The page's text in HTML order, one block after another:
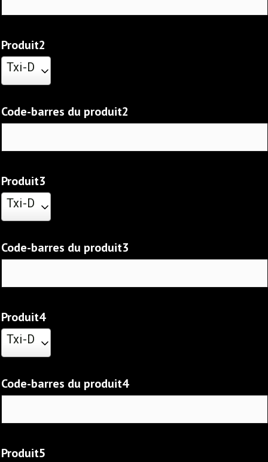
Produit2
Txi-D
Code-barres du produit2
Produit3
Txi-D
Code-barres du produit3
Produit4
Txi-D
Code-barres du produit4
Produit5